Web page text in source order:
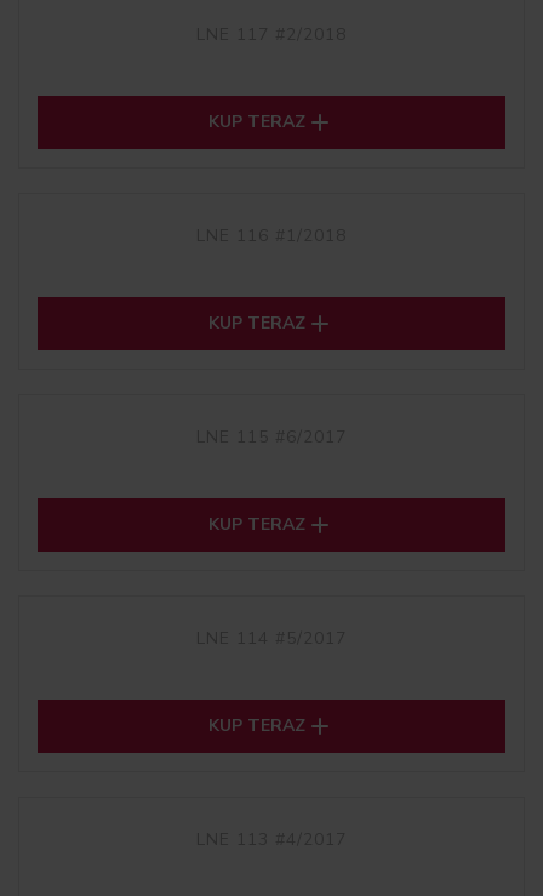
KUP TERAZ 
KUP TERAZ 
KUP TERAZ 
KUP TERAZ 